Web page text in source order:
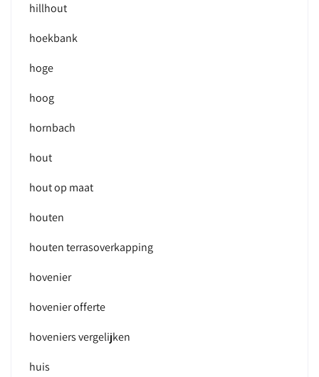
hillhout
hoekbank
hoge
hoog
hornbach
hout
hout op maat
houten
houten terrasoverkapping
hovenier
hovenier offerte
hoveniers vergelijken
huis